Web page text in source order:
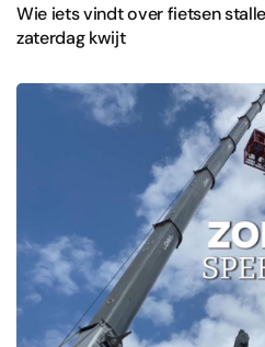
Wie iets vindt over fietsen
zaterdag kwijt